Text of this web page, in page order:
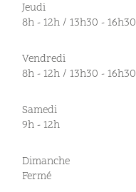
Jeudi
8h - 12h / 13h30 - 16h30
Vendredi
8h - 12h / 13h30 - 16h30
Samedi
9h - 12h
Dimanche
Fermé